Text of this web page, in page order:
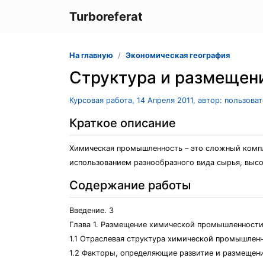
Turboreferat
На главную Экономическая география
Структура и
Курсовая работа, 14 Апреля 2011, автор:
Краткое описание
Химическая промышленность – это сложный
использованием разнообразного вида сырья,
Содержание работы
Введение. 3
Глава 1. Размещение химической
1.1 Отраслевая структура химической
1.2 Факторы, определяющие развитие и